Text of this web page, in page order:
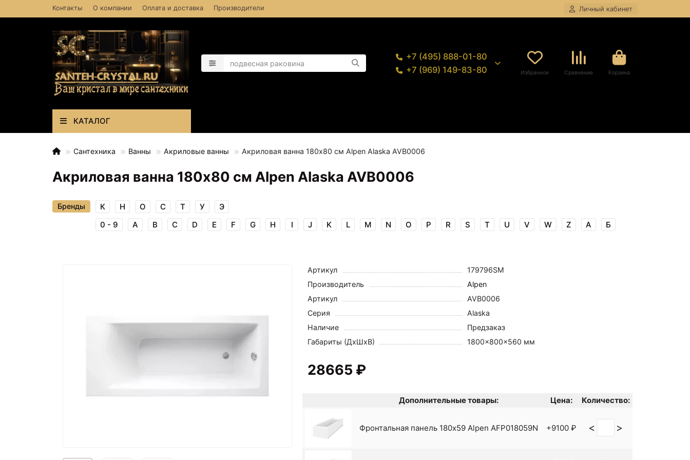
Контакты О компании Оплата и доставка Производители Личный кабинет
+7 (495) 888-01-80
+7 (969) 149-83-80
Избранное Сравнение Корзина
КАТАЛОГ
Сантехника Ванны Акриловые ванны Акриловая ванна 180х80 см Alpen Alaska AVB0006
Акриловая ванна 180х80 см Alpen Alaska AVB0006
Бренды
0 - 9 A B C D E F G H I J K L M N O P R S T U V W Z А Б
К Н О С Т У Э
Артикул
179796SM
Производитель
Alpen
Артикул
AVB0006
Серия
Alaska
Наличие
Предзаказ
Габариты (ДхШхВ)
1800×800×560 мм
28665 ₽
Дополнительные товары: Цена: Количество:
Фронтальная панель 180x59 Alpen AFP018059N +9100 ₽ < >